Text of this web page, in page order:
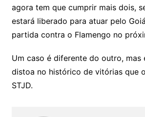
agora tem que cumprir mais dois,
estará liberado para atuar pelo
partida contra o Flamengo no
Um caso é diferente do outro, mas
distoa no histórico de vitórias que
STJD.